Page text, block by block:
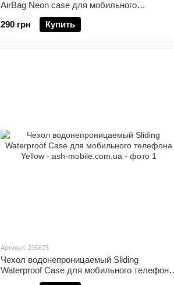
AirBag Neon case для мобильного
телефона White
290 грн
Купить
Артикул: 235675
Чехол водонепроницаемый Sliding
Waterproof Case для мобильного телефона